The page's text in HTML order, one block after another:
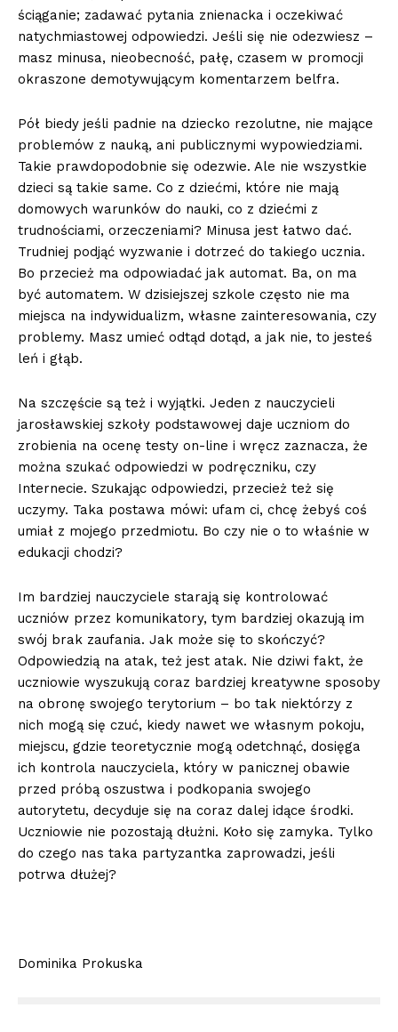
ściąganie; zadawać pytania znienacka i oczekiwać
natychmiastowej odpowiedzi. Jeśli się nie odezwiesz –
masz minusa, nieobecność, pałę, czasem w promocji
okraszone demotywującym komentarzem belfra.
Pół biedy jeśli padnie na dziecko rezolutne, nie mające
problemów z nauką, ani publicznymi wypowiedziami.
Takie prawdopodobnie się odezwie. Ale nie wszystkie
dzieci są takie same. Co z dziećmi, które nie mają
domowych warunków do nauki, co z dziećmi z
trudnościami, orzeczeniami? Minusa jest łatwo dać.
Trudniej podjąć wyzwanie i dotrzeć do takiego ucznia.
Bo przecież ma odpowiadać jak automat. Ba, on ma
być automatem. W dzisiejszej szkole często nie ma
miejsca na indywidualizm, własne zainteresowania, czy
problemy. Masz umieć odtąd dotąd, a jak nie, to jesteś
leń i głąb.
Na szczęście są też i wyjątki. Jeden z nauczycieli
jarosławskiej szkoły podstawowej daje uczniom do
zrobienia na ocenę testy on-line i wręcz zaznacza, że
można szukać odpowiedzi w podręczniku, czy
Internecie. Szukając odpowiedzi, przecież też się
uczymy. Taka postawa mówi: ufam ci, chcę żebyś coś
umiał z mojego przedmiotu. Bo czy nie o to właśnie w
edukacji chodzi?
Im bardziej nauczyciele starają się kontrolować
uczniów przez komunikatory, tym bardziej okazują im
swój brak zaufania. Jak może się to skończyć?
Odpowiedzią na atak, też jest atak. Nie dziwi fakt, że
uczniowie wyszukują coraz bardziej kreatywne sposoby
na obronę swojego terytorium – bo tak niektórzy z
nich mogą się czuć, kiedy nawet we własnym pokoju,
miejscu, gdzie teoretycznie mogą odetchnąć, dosięga
ich kontrola nauczyciela, który w panicznej obawie
przed próbą oszustwa i podkopania swojego
autorytetu, decyduje się na coraz dalej idące środki.
Uczniowie nie pozostają dłużni. Koło się zamyka. Tylko
do czego nas taka partyzantka zaprowadzi, jeśli
potrwa dłużej?
Dominika Prokuska